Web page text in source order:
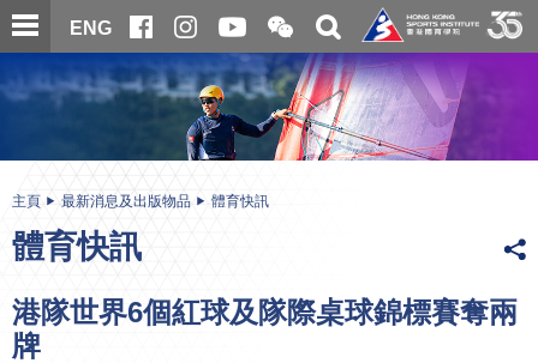
跳
至
內
ENG
開
合
微
信
二
維
碼
關
搜
尋
内
主頁 最新消息及出版物品 體育快訊
體育快訊
港隊世界6個紅球及隊際桌球錦標賽奪兩
牌